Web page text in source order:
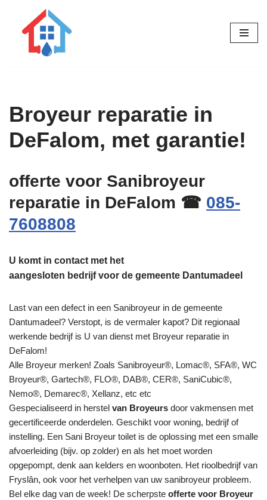
Broyeur reparatie in
DeFalom, met garantie!
offerte voor Sanibroyeur
reparatie in DeFalom ☎ 085-
7608808
U komt in contact met het
aangesloten bedrijf voor de gemeente Dantumadeel
Last van een defect in een Sanibroyeur in de gemeente
Dantumadeel? Verstopt, is de vermaler kapot? Dit regionaal
werkende bedrijf is U van dienst met Broyeur reparatie in
DeFalom!
Alle Broyeur merken! Zoals Sanibroyeur®, Lomac®, SFA®, WC
Broyeur®, Gartech®, FLO®, DAB®, CER®, SaniCubic®,
Nemo®, Demarec®, Xellanz, etc etc
Gespecialiseerd in herstel van Broyeurs door vakmensen met
gecertificeerde onderdelen. Geschikt voor woning, bedrijf of
instelling. Een Sani Broyeur toilet is de oplossing met een smalle
afvoerleiding (bijv. op zolder) en als het moet worden
opgepompt, denk aan kelders en woonboten. Het rioolbedrijf van
Fryslân, ook voor het verhelpen van uw sanibroyeur probleem.
Bel elke dag van de week! De scherpste offerte voor Broyeur